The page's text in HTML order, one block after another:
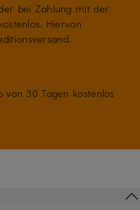
bei Zahlung mit der
Hiervon
von 30 Tagen kostenlos